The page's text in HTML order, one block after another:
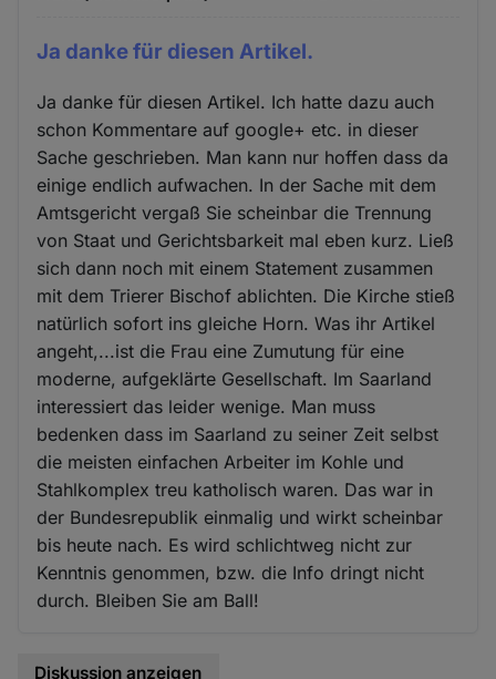
Ja danke für diesen Artikel.
Ja danke für diesen Artikel. Ich hatte dazu auch
schon Kommentare auf google+ etc. in dieser
Sache geschrieben. Man kann nur hoffen dass da
einige endlich aufwachen. In der Sache mit dem
Amtsgericht vergaß Sie scheinbar die Trennung
von Staat und Gerichtsbarkeit mal eben kurz. Ließ
sich dann noch mit einem Statement zusammen
mit dem Trierer Bischof ablichten. Die Kirche stieß
natürlich sofort ins gleiche Horn. Was ihr Artikel
angeht,...ist die Frau eine Zumutung für eine
moderne, aufgeklärte Gesellschaft. Im Saarland
interessiert das leider wenige. Man muss
bedenken dass im Saarland zu seiner Zeit selbst
die meisten einfachen Arbeiter im Kohle und
Stahlkomplex treu katholisch waren. Das war in
der Bundesrepublik einmalig und wirkt scheinbar
bis heute nach. Es wird schlichtweg nicht zur
Kenntnis genommen, bzw. die Info dringt nicht
durch. Bleiben Sie am Ball!
Diskussion anzeigen